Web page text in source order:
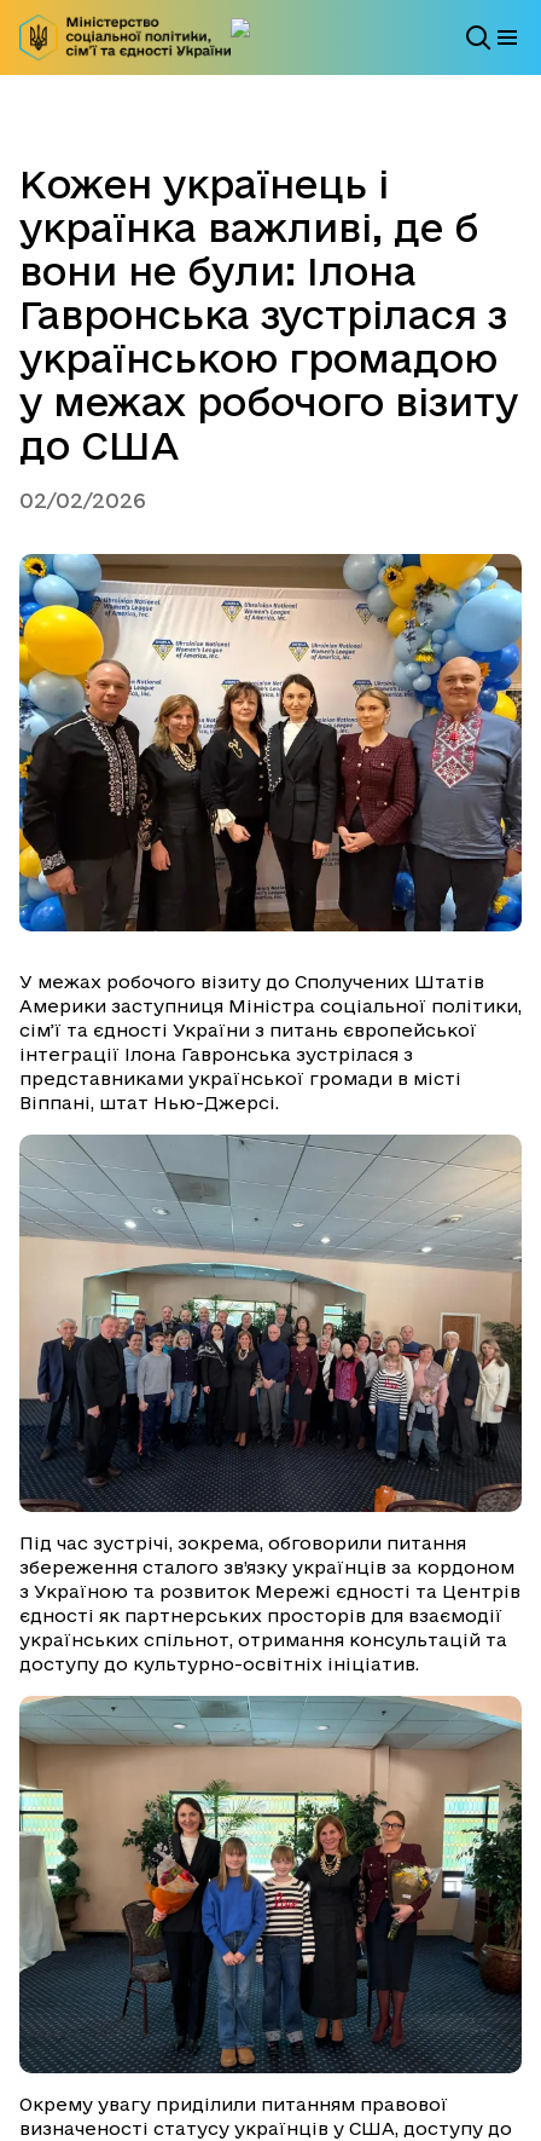
Кожен українець і
українка важливі, де б
вони не були: Ілона
Гавронська зустрілася з
українською громадою
у межах робочого візиту
до США
02/02/2026
У межах робочого візиту до Сполучених Штатів
Америки заступниця Міністра соціальної політики,
сім’ї та єдності України з питань європейської
інтеграції Ілона Гавронська зустрілася з
представниками української громади в місті
Віппані, штат Нью-Джерсі.
Під час зустрічі, зокрема, обговорили питання
збереження сталого зв’язку українців за кордоном
з Україною та розвиток Мережі єдності та Центрів
єдності як партнерських просторів для взаємодії
українських спільнот, отримання консультацій та
доступу до культурно-освітніх ініціатив.
Окрему увагу приділили питанням правової
визначеності статусу українців у США, доступу до